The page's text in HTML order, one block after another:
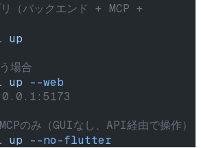
（バックエンド + MCP +
up
場合
up --web
のみ（GUIなし、API経由で操作）
up --no-flutter